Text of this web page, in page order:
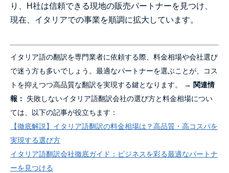
り、H社は信頼できる現地の販売パートナーを見つけ、
現在、イタリアでの事業を順調に拡大しています。
イタリア語の翻訳を専門業者に依頼する際、料金相場や会社選び
で迷う方も多いでしょう。最適なパートナーを選ぶことが、コス
トを抑えつつ高品質な翻訳を実現する鍵となります。 → 関連情
報：
失敗しないイタリア語翻訳会社の選び方と料金相場につい
ては、以下の記事が役立ちます：
【徹底解説】イタリア語翻訳の料金相場は？高品質・高コスパを
実現する選び方
イタリア語翻訳会社徹底ガイド：ビジネスを彩る最適なパートナ
ーを見つける